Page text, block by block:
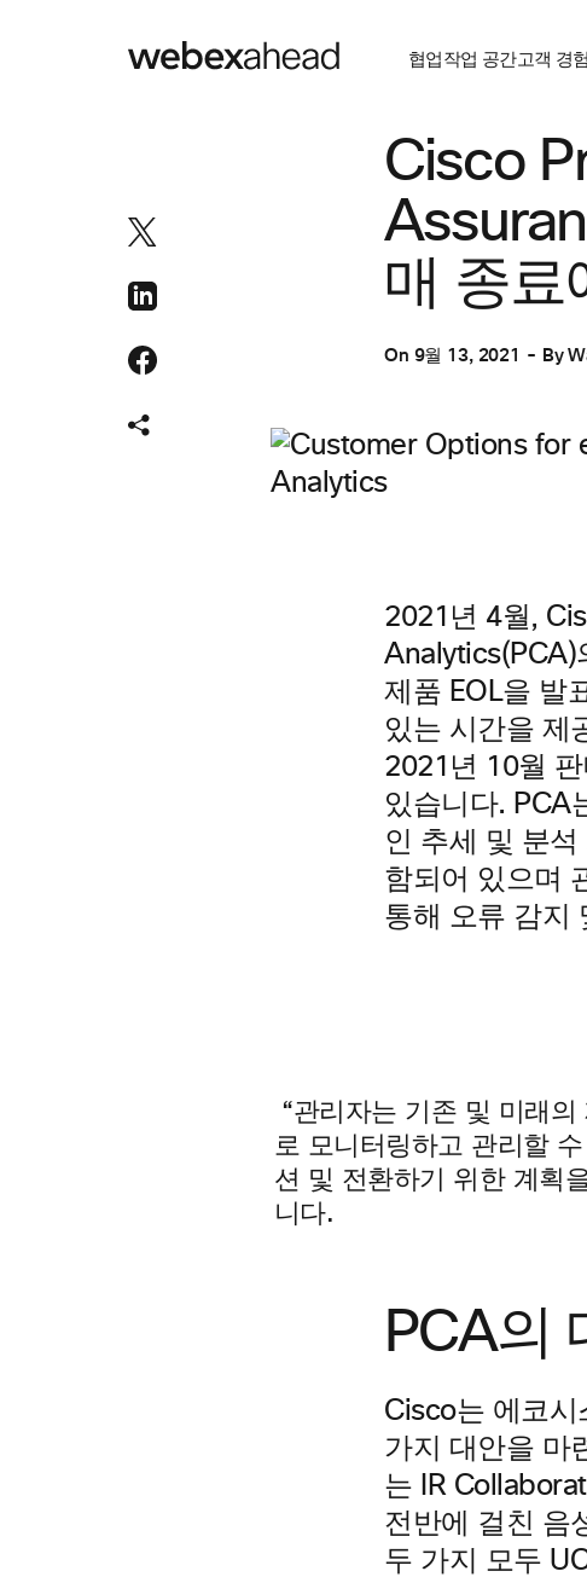
협업작업 공간고객 경험
Cisco
매 종료
On 9월 13, 2021 By
2021년 4월,
Analytics(PCA)
제품 EOL을 발
있는 시간을 제
2021년 10월
있습니다. PCA
인 추세 및 분
함되어 있으며
통해 오류 감지
“관리자는 기존 및 미래
로 모니터링하고 관리할
션 및 전환하기 위한 계획
니다.
PCA의
Cisco는 에코시
가지 대안을 마
는 IR
전반에 걸친 음
두 가지 모두